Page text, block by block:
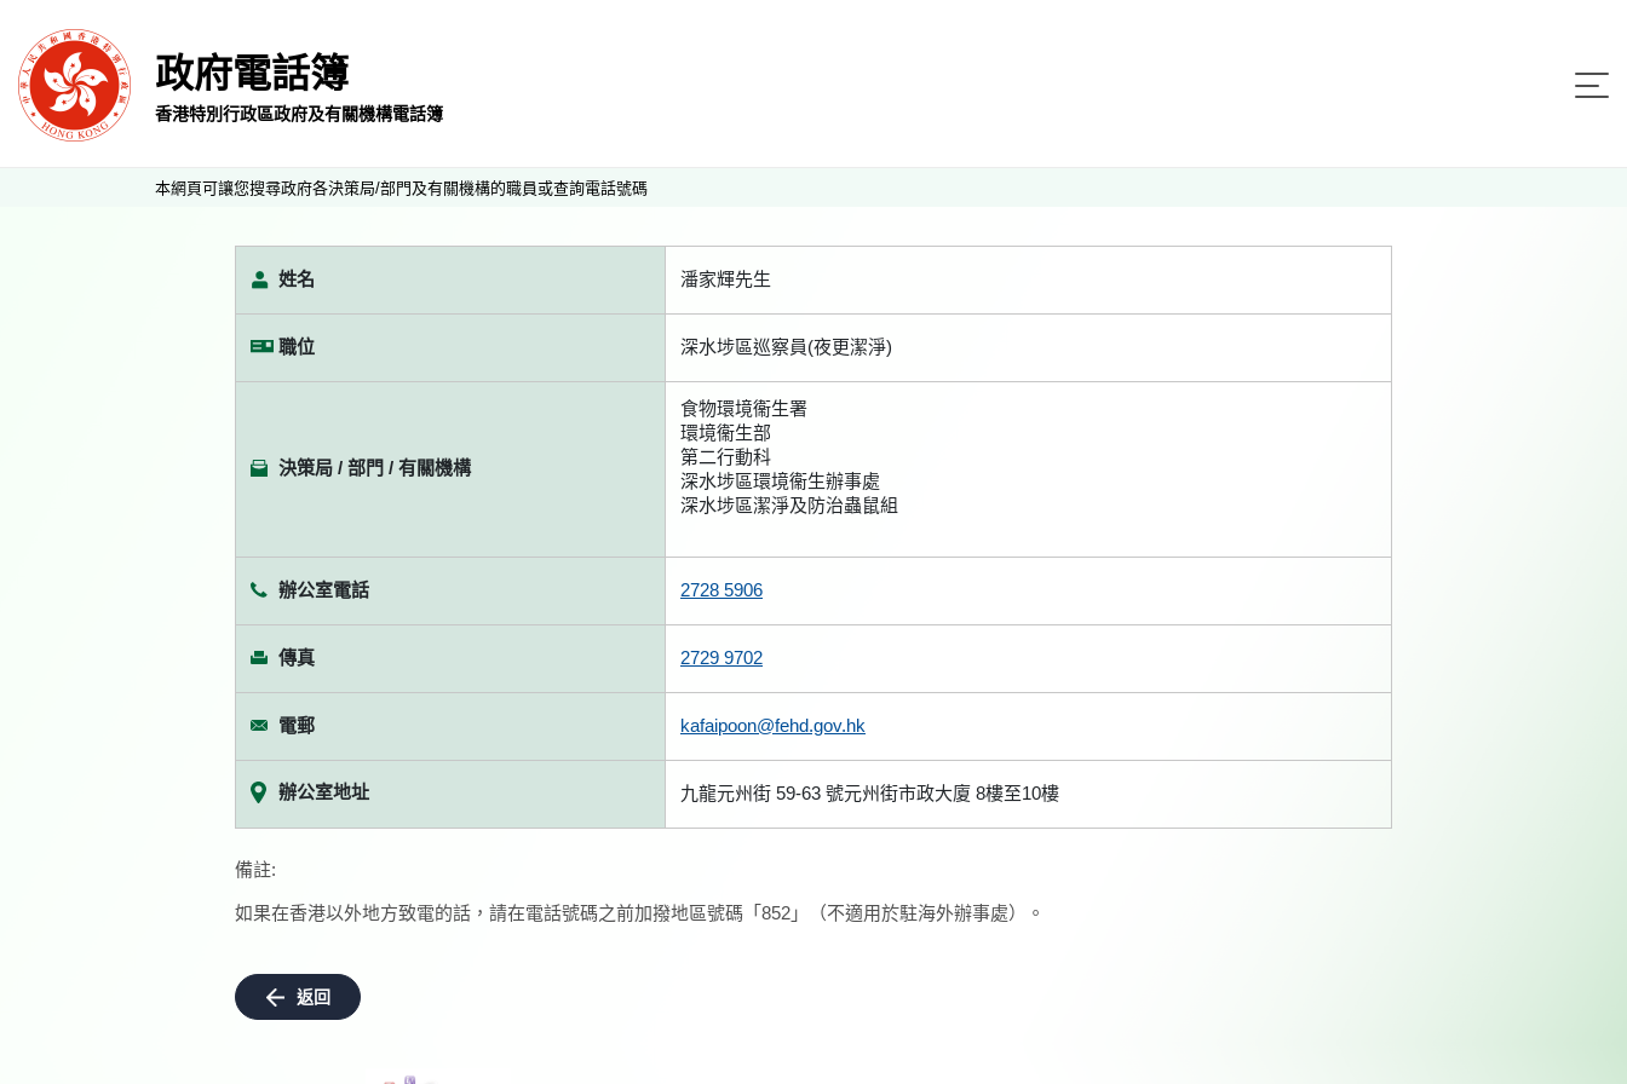
政府電話簿
香港特別行政區政府及有關機構電話簿
本網頁可讓您搜尋政府各決策局/部門及有關機構的職員或查詢電話號碼
姓名 潘家輝先生
職位 深水埗區巡察員(夜更潔淨)
決策局 / 部門 / 有關機構
食物環境衞生署
環境衞生部
第二行動科
深水埗區環境衞生辦事處
深水埗區潔淨及防治蟲鼠組
辦公室電話 2728 5906
傳真 2729 9702
電郵 kafaipoon@fehd.gov.hk
辦公室地址 九龍元州街 59-63 號元州街市政大廈 8樓至10樓
備註:
如果在香港以外地方致電的話，請在電話號碼之前加撥地區號碼「852」（不適用於駐海外辦事處）。
返回